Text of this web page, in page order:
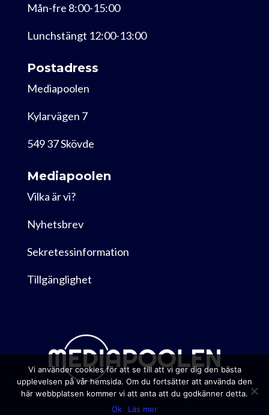
Mån-fre 8:00-15:00
Lunchstängt 12:00-13:00
Postadress
Mediapoolen
Kylarvägen 7
549 37 Skövde
Mediapoolen
Vilka är vi?
Nyhetsbrev
Sekretessinformation
Tillgänglighet
Vi använder cookies för att se till att vi ger dig den bästa
upplevelsen på vår hemsida. Om du fortsätter att använda den
här webbplatsen kommer vi att anta att du godkänner detta.
Ok
Läs mer